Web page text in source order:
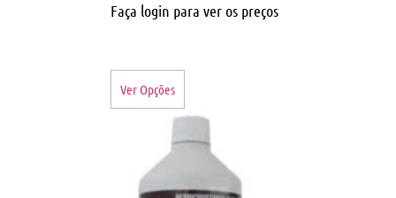
Faça login para ver os preços
Ver Opções